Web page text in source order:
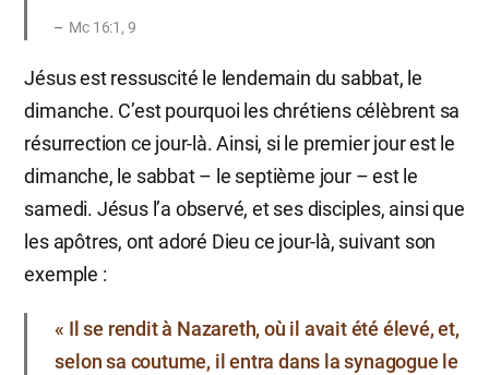
Mc 16:1, 9
Jésus est ressuscité le lendemain du sabbat, le
dimanche. C’est pourquoi les chrétiens célèbrent sa
résurrection ce jour-là. Ainsi, si le premier jour est le
dimanche, le sabbat – le septième jour – est le
samedi. Jésus l’a observé, et ses disciples, ainsi que
les apôtres, ont adoré Dieu ce jour-là, suivant son
exemple :
« Il se rendit à Nazareth, où il avait été élevé, et,
selon sa coutume, il entra dans la synagogue le